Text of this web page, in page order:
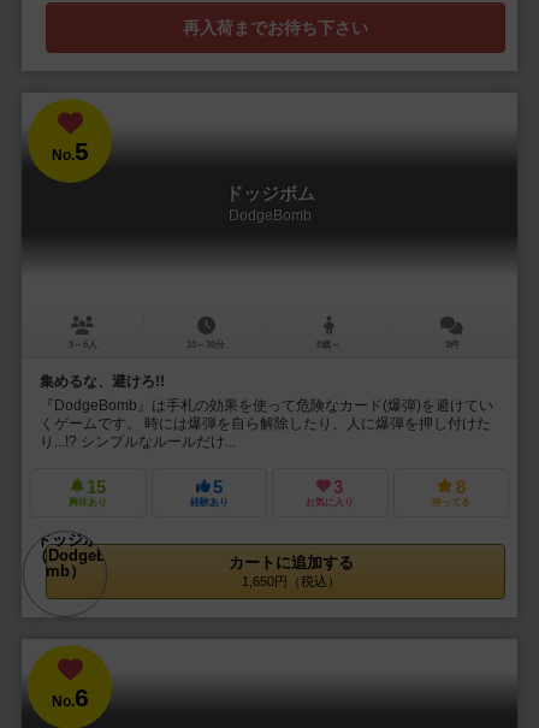
再入荷までお待ち下さい
No.5
ドッジボム
DodgeBomb
3～6人 10～30分 8歳～ 3件
集めるな、避けろ!!
『DodgeBomb』は手札の効果を使って危険なカード(爆弾)を避けてい
くゲームです。 時には爆弾を自ら解除したり、人に爆弾を押し付けた
り...!? シンプルなルールだけ...
15
興味あり
5
経験あり
3
お気に入り
8
持ってる
カートに追加する
1,650円（税込）
No.6